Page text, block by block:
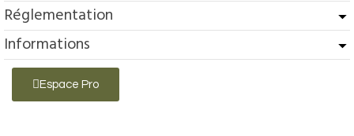
Réglementation
Informations
Espace Pro